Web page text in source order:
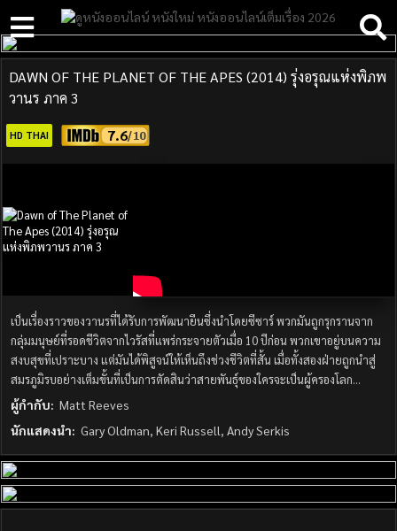
DAWN OF THE PLANET OF THE APES (2014) รุ่งอรุณแห่งพิภพ
วานร ภาค 3
HD THAI 7.6
เป็นเรื่องราวของวานรที่ได้รับการพัฒนายีนซึ่งนำโดยซีซาร์ พวกมันถูกรุกรานจาก
กลุ่มมนุษย์ที่รอดชีวิตจากไวรัสที่แพร่กระจายตัวเมื่อ 10 ปีก่อน พวกเขาอยู่บนความ
สงบสุขที่เปราะบาง แต่มันได้พิสูจน์ให้เห็นถึงช่วงชีวิตที่สั้น เมื่อทั้งสองฝ่ายถูกนำสู่
สมรภูมิรบอย่างเต็มขั้นที่เป็นการตัดสินว่าสายพันธุ์ของใครจะเป็นผู้ครองโลก…
ผู้กำกับ: Matt Reeves
นักแสดงนำ: Gary Oldman, Keri Russell, Andy Serkis